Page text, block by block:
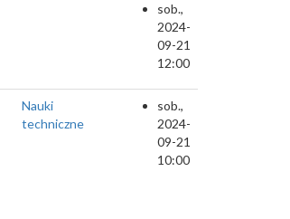
sob.,
2024-
09-21
12:00
Nauki
techniczne
sob.,
2024-
09-21
10:00